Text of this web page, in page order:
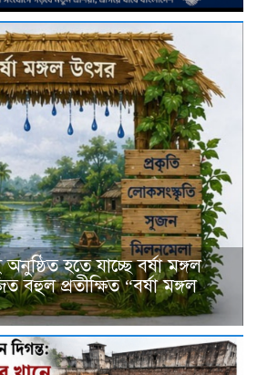
হতে যাচ্ছে বর্ষা মঙ্গল
বহুল প্রতীক্ষিত “বর্ষা মঙ্গল